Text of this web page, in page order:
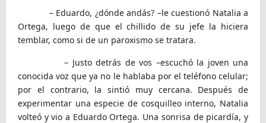
– Eduardo, ¿dónde andás? –le cuestionó Natalia a
Ortega, luego de que el chillido de su jefe la hiciera
temblar, como si de un paroxismo se tratara.
– Justo detrás de vos –escuchó la joven una
conocida voz que ya no le hablaba por el teléfono celular;
por el contrario, la sintió muy cercana. Después de
experimentar una especie de cosquilleo interno, Natalia
volteó y vio a Eduardo Ortega. Una sonrisa de picardía, y